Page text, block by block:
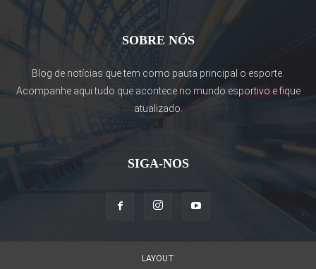
SOBRE NÓS
Blog de notícias que tem como pauta principal o esporte.
Acompanhe aqui tudo que acontece no mundo esportivo e fique
atualizado.
SIGA-NOS
LAYOUT